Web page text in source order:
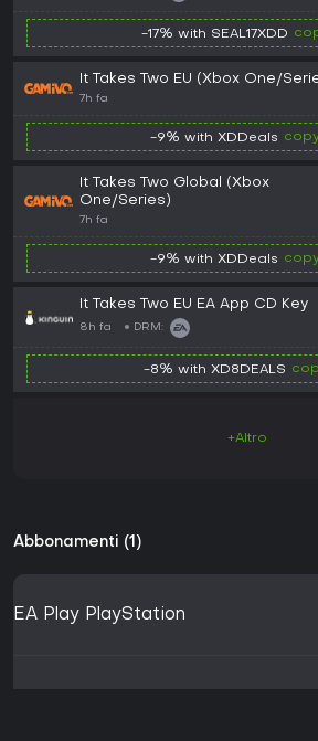
-17% with SEAL17XDD
It Takes Two EU (Xbox One/
7h fa
-9% with XDDeals
It Takes Two Global (Xbox
One/Series)
7h fa
-9% with XDDeals
It Takes Two EU EA App CD Key
8h fa DRM:
-8% with XD8DEALS
+Altro
Abbonamenti (1)
EA Play PlayStation